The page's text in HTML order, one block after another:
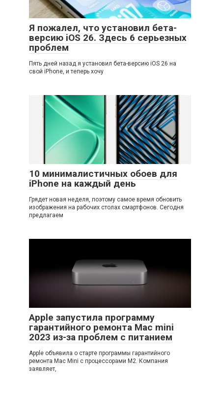
Я пожалел, что установил бета-
версию iOS 26. Здесь 6 серьезных
проблем
Пять дней назад я установил бета-версию iOS 26 на
свой iPhone, и теперь хочу
10 минималистичных обоев для
iPhone на каждый день
Грядет новая неделя, поэтому самое время обновить
изображения на рабочих столах смартфонов. Сегодня
предлагаем
Apple запустила программу
гарантийного ремонта Mac mini
2023 из-за проблем с питанием
Apple объявила о старте программы гарантийного
ремонта Mac Mini с процессорами M2. Компания
заявляет,